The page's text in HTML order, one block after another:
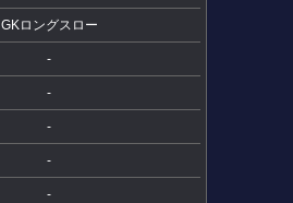
GKロングスロー
-
-
-
-
-